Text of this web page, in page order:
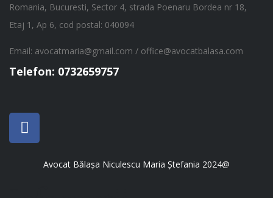
Romania, Bucuresti, Sector 4, strada Poenaru Bordea nr 18,
Etaj 1, Ap 6, cod postal: 040094
Email: avocatmaria@gmail.com / office@avocatbalasa.com
Telefon: 0732659757
Avocat Bălașa Niculescu Maria Ștefania 2024@